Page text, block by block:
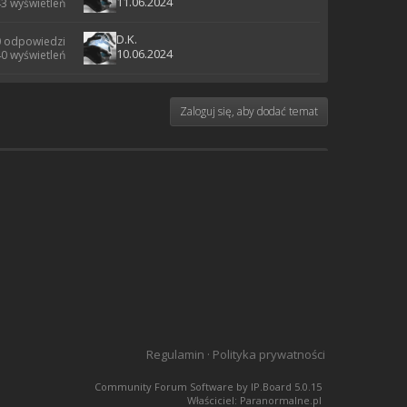
wyświetleń
odpowiedzi
wyświetleń
D.K.
10.06.2024
Zaloguj się, aby dodać temat
Polityka prywatności
Regulamin ·
Community Forum Software by IP.Board 5.0.15
Właściciel: Paranormalne.pl